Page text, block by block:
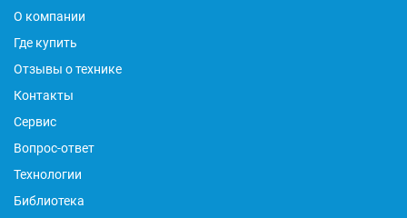
О компании
Где купить
Отзывы о технике
Контакты
Сервис
Вопрос-ответ
Технологии
Библиотека